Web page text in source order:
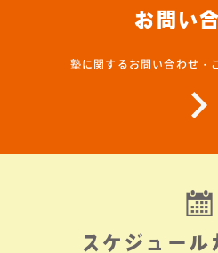
お問い
塾に関するお問い合わせ・
スケジュール